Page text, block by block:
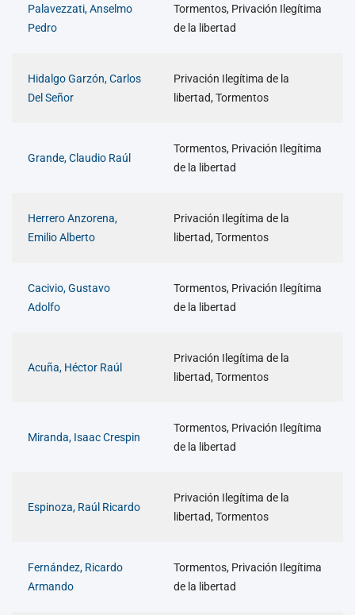
Palavezzati, Anselmo
Pedro
Tormentos, Privación Ilegítima
de la libertad
Hidalgo Garzón, Carlos
Del Señor
Privación Ilegítima de la
libertad, Tormentos
Grande, Claudio Raúl
Tormentos, Privación Ilegítima
de la libertad
Herrero Anzorena,
Emilio Alberto
Privación Ilegítima de la
libertad, Tormentos
Cacivio, Gustavo
Adolfo
Tormentos, Privación Ilegítima
de la libertad
Acuña, Héctor Raúl
Privación Ilegítima de la
libertad, Tormentos
Miranda, Isaac Crespin
Tormentos, Privación Ilegítima
de la libertad
Espinoza, Raúl Ricardo
Privación Ilegítima de la
libertad, Tormentos
Fernández, Ricardo
Armando
Tormentos, Privación Ilegítima
de la libertad